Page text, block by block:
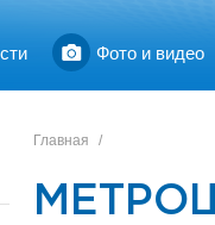
Фото и видео
Главная /